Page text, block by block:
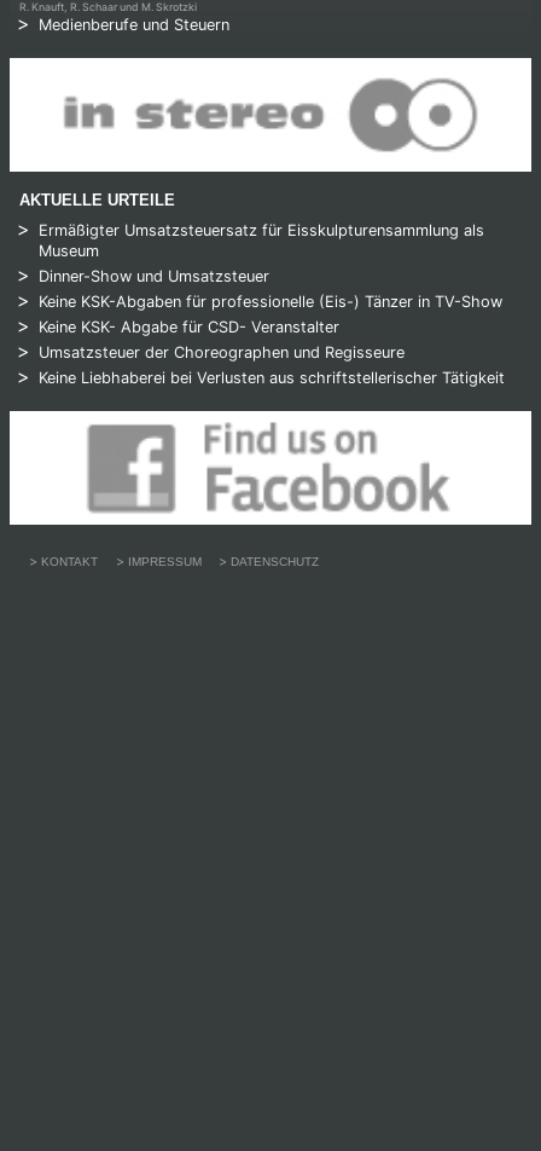
R. Knauft, R. Schaar und M. Skrotzki
Medienberufe und Steuern
AKTUELLE URTEILE
Ermäßigter Umsatzsteuersatz für Eisskulpturensammlung als
Museum
Dinner-Show und Umsatzsteuer
Keine KSK-Abgaben für professionelle (Eis-) Tänzer in TV-Show
Keine KSK- Abgabe für CSD- Veranstalter
Umsatzsteuer der Choreographen und Regisseure
Keine Liebhaberei bei Verlusten aus schriftstellerischer Tätigkeit
KONTAKT IMPRESSUM DATENSCHUTZ